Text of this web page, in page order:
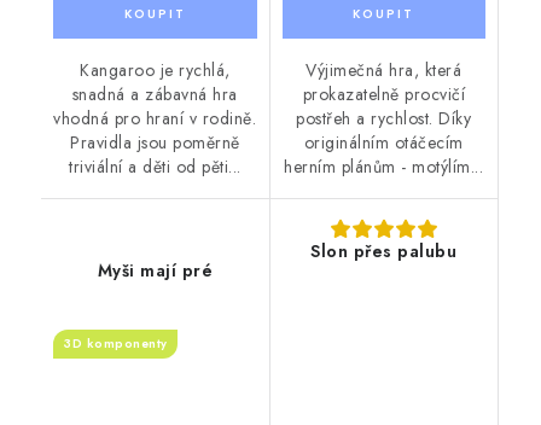
Kangaroo je rychlá,
snadná a zábavná hra
vhodná pro hraní v rodině.
Pravidla jsou poměrně
triviální a děti od pěti...
Výjimečná hra, která
prokazatelně procvičí
postřeh a rychlost. Díky
originálním otáčecím
herním plánům - motýlím...
Myši mají pré
3D komponenty
Slon přes palubu